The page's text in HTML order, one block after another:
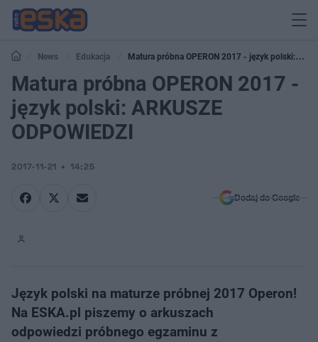
News Edukacja
Matura próbna OPERON 2017 - język polski:
ARKUSZE ODPOWIEDZI
Matura próbna OPERON 2017 -
język polski: ARKUSZE
ODPOWIEDZI
2017-11-21 14:25
Dodaj do Google
Język polski na maturze próbnej 2017 Operon!
Na ESKA.pl piszemy o arkuszach
odpowiedzi próbnego egzaminu z